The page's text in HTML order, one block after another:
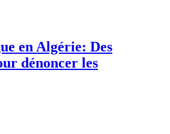
en Algérie: Des
dénoncer les